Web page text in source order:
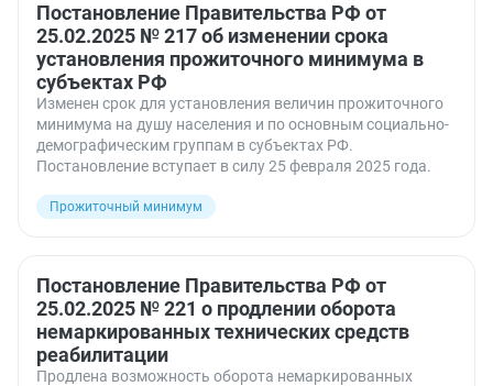
Постановление Правительства РФ от
25.02.2025 № 217 об изменении срока
установления прожиточного минимума в
субъектах РФ
Изменен срок для установления величин прожиточного
минимума на душу населения и по основным социально-
демографическим группам в субъектах РФ.
Постановление вступает в силу 25 февраля 2025 года.
Прожиточный минимум
Постановление Правительства РФ от
25.02.2025 № 221 о продлении оборота
немаркированных технических средств
реабилитации
Продлена возможность оборота немаркированных